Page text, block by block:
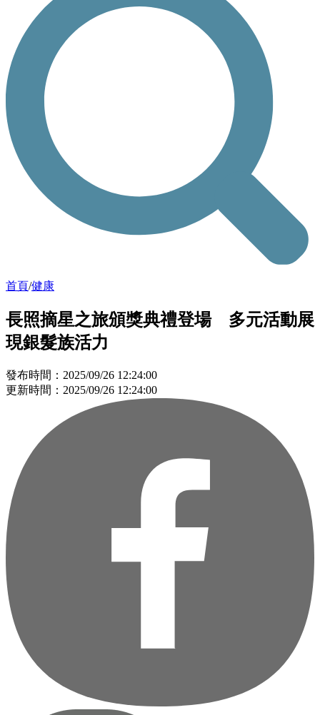
首頁/健康
長照摘星之旅頒獎典禮登場 多元活動展
現銀髮族活力
發布時間：2025/09/26 12:24:00
更新時間：2025/09/26 12:24:00